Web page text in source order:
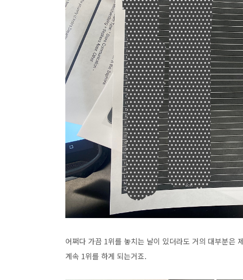
어쩌다 가끔 1위를 놓치는 날이 있더라도 거의 대부분은
계속 1위를 하게 되는거죠.